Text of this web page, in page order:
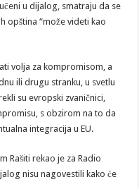
u dijalog, smatraju da se
opština “može videti kao
volja za kompromisom, a
ili drugu stranku, u svetlu
su evropski zvaničnici,
s obzirom na to da
integracija u EU.
Rašiti rekao je za Radio
nisu nagovestili kako će